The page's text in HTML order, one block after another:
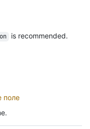
is recommended.
поле